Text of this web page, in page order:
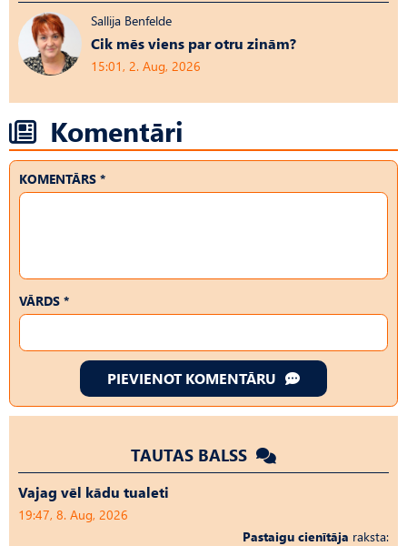
Sallija Benfelde
Cik mēs viens par otru zinām?
15:01, 2. Aug, 2026
Komentāri
KOMENTĀRS *
VĀRDS *
PIEVIENOT KOMENTĀRU
TAUTAS BALSS
Vajag vēl kādu tualeti
19:47, 8. Aug, 2026
Pastaigu cienītāja raksta: